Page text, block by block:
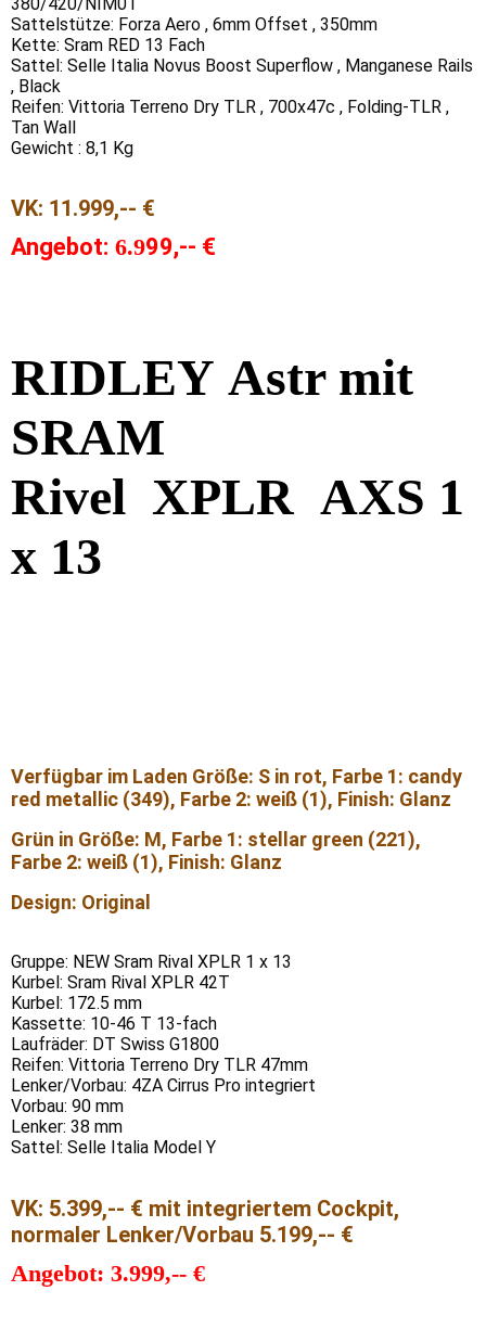
Sattelstütze: Forza Aero , 6mm Offset , 350mm
Kette: Sram RED 13 Fach
Sattel: Selle Italia Novus Boost Superflow , Manganese Rails
, Black
Reifen: Vittoria Terreno Dry TLR , 700x47c , Folding-TLR ,
Tan Wall
Gewicht : 8,1 Kg
VK: 11.999,-- €
Angebot: 6.999,-- €
RIDLEY Astr mit
SRAM
Rivel XPLR AXS 1
x 13
Verfügbar im Laden Größe: S in rot, Farbe 1: candy
red metallic (349), Farbe 2: weiß (1), Finish: Glanz
Grün in Größe: M, Farbe 1: stellar green (221),
Farbe 2: weiß (1), Finish: Glanz
Design: Original
Gruppe: NEW Sram Rival XPLR 1 x 13
Kurbel: Sram Rival XPLR 42T
Kurbel: 172.5 mm
Kassette: 10-46 T 13-fach
Laufräder: DT Swiss G1800
Reifen: Vittoria Terreno Dry TLR 47mm
Lenker/Vorbau: 4ZA Cirrus Pro integriert
Vorbau: 90 mm
Lenker: 38 mm
Sattel: Selle Italia Model Y
VK: 5.399,-- € mit integriertem Cockpit,
normaler Lenker/Vorbau 5.199,-- €
Angebot: 3.999,-- €